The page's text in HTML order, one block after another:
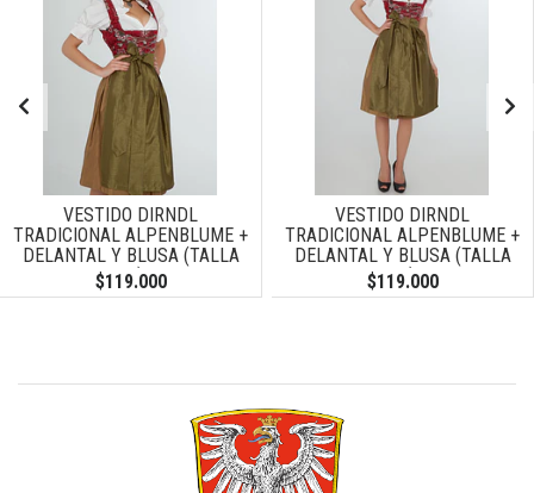
VESTIDO DIRNDL
TRADICIONAL ALPENBLUME +
DELANTAL Y BLUSA (TALLA
40)
$119.000
VESTIDO DIRNDL
TRADICIONAL ALPENBLUME +
DELANTAL Y BLUSA (TALLA
42)
$119.000